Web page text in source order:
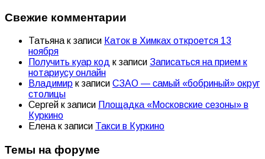
Свежие комментарии
Татьяна к записи Каток в Химках откроется 13
ноября
Получить куар код к записи Записаться на прием к
нотариусу онлайн
Владимир к записи СЗАО — самый «бобриный» округ
столицы
Сергей к записи Площадка «Московские сезоны» в
Куркино
Елена к записи Такси в Куркино
Темы на форуме